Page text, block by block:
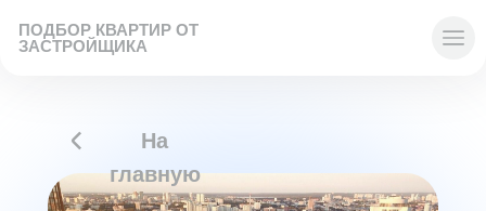
ПОДБОР КВАРТИР ОТ
ЗАСТРОЙЩИКА
На
главную